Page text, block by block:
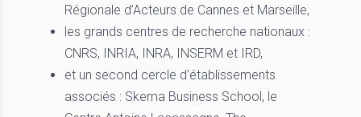
Régionale d’Acteurs de Cannes et Marseille,
les grands centres de recherche nationaux :
CNRS, INRIA, INRA, INSERM et IRD,
et un second cercle d’établissements
associés : Skema Business School, le